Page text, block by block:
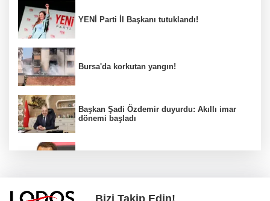
YENİ Parti İl Başkanı tutuklandı!
Bursa'da korkutan yangın!
Başkan Şadi Özdemir duyurdu: Akıllı imar
dönemi başladı
Bizi Takip Edin!